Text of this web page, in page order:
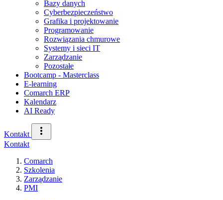
Bazy danych
Cyberbezpieczeństwo
Grafika i projektowanie
Programowanie
Rozwiązania chmurowe
Systemy i sieci IT
Zarządzanie
Pozostałe
Bootcamp - Masterclass
E-learning
Comarch ERP
Kalendarz
AI Ready
Kontakt
Kontakt
Comarch
Szkolenia
Zarządzanie
PMI